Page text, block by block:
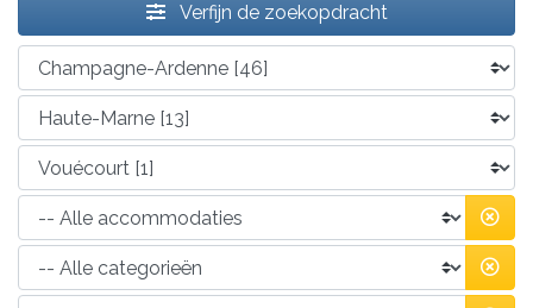
Verfijn de zoekopdracht